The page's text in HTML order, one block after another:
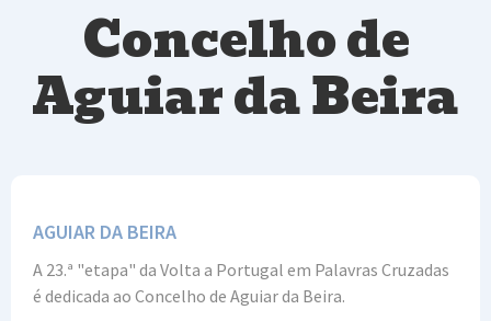
Concelho de
Aguiar da Beira
AGUIAR DA BEIRA
A 23.ª "etapa" da Volta a Portugal em Palavras Cruzadas
é dedicada ao Concelho de Aguiar da Beira.